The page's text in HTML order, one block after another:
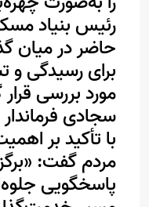
رئیس بنیاد
حاضر در میان
برای رسیدگی
مورد بررسی
سجادی
با تأکید بر
مردم گفت:
پاسخگویی